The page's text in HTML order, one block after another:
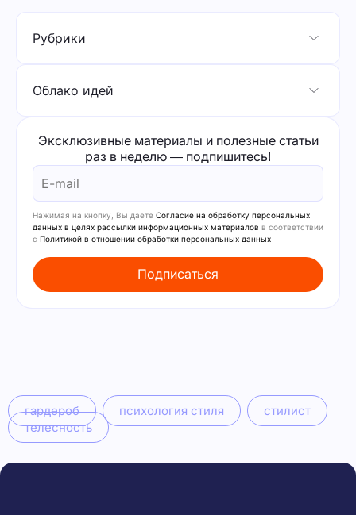
Рубрики
Облако идей
Эксклюзивные материалы и полезные статьи
раз в неделю — подпишитесь!
Нажимая на кнопку, Вы даете Согласие на обработку персональных
данных в целях рассылки информационных материалов в соответствии
с Политикой в отношении обработки персональных данных
гардероб психология стиля
стилист
телесность